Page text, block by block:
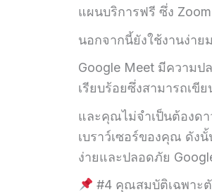
แผนบริการฟรี ซึ่ง
นอกจากนี้ยังใช้งานง่าย
Google Meet มีความ
เรียบร้อยซึ่งสามารถเ
และคุณไม่จำเป็นต้องดา
เบราว์เซอร์ของคุณ ดัง
ง่ายและปลอดภัย
#4 คุณสมบัติเฉพาะ